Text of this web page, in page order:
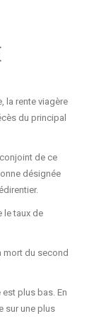
la rente viagère
du principal
de ce
désignée
le taux de
mort du second
plus bas. En
sur une plus